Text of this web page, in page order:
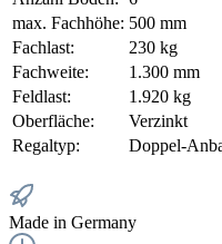
max. Fachhöhe: 500 mm
Fachlast:
230 kg
Fachweite:
1.300 mm
Feldlast:
1.920 kg
Oberfläche:
Verzinkt
Regaltyp:
Doppel-
Made in Germany